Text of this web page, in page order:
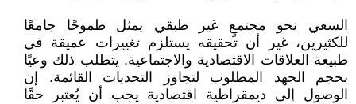
السعي نحو مجتمعٍ غير طبقي يمثل طموحًا جامعًا
للكثيرين، غير أن تحقيقه يستلزم تغييرات عميقة في
طبيعة العلاقات الاقتصادية والاجتماعية. يتطلب ذلك وعيًا
بحجم الجهد المطلوب لتجاوز التحديات القائمة. إن
الوصول إلى ديمقراطية اقتصادية يجب أن يُعتبر حقًا